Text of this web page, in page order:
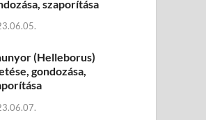
szaporítása
(Helleborus)
gondozása,